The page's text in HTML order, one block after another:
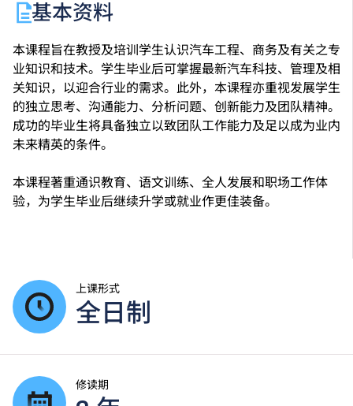
基本资料
本课程旨在教授及培训学生认识汽车工程、商务及有关之专
业知识和技术。学生毕业后可掌握最新汽车科技、管理及相
关知识，以迎合行业的需求。此外，本课程亦重视发展学生
的独立思考、沟通能力、分析问题、创新能力及团队精神。
成功的毕业生将具备独立以致团队工作能力及足以成为业内
未来精英的条件。
本课程著重通识教育、语文训练、全人发展和职场工作体
验，为学生毕业后继续升学或就业作更佳装备。
上课形式
全日制
修读期